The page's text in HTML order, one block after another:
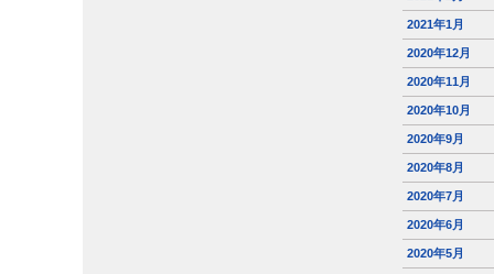
2021年1月
2020年12月
2020年11月
2020年10月
2020年9月
2020年8月
2020年7月
2020年6月
2020年5月